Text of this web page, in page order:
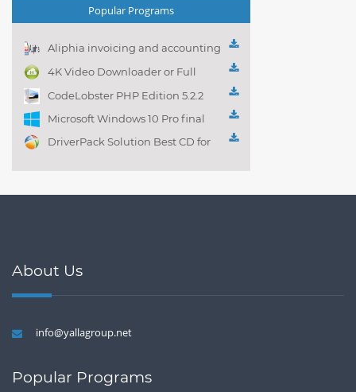
Popular Programs
Aliphia invoicing and accounting
management 1.0.1
4K Video Downloader or Full
Playlist! 3.4.5.1525
CodeLobster PHP Edition 5.2.2
Microsoft Windows 10 Pro final
DriverPack Solution Best CD for
About Us
info@yallagroup.net
Popular Programs